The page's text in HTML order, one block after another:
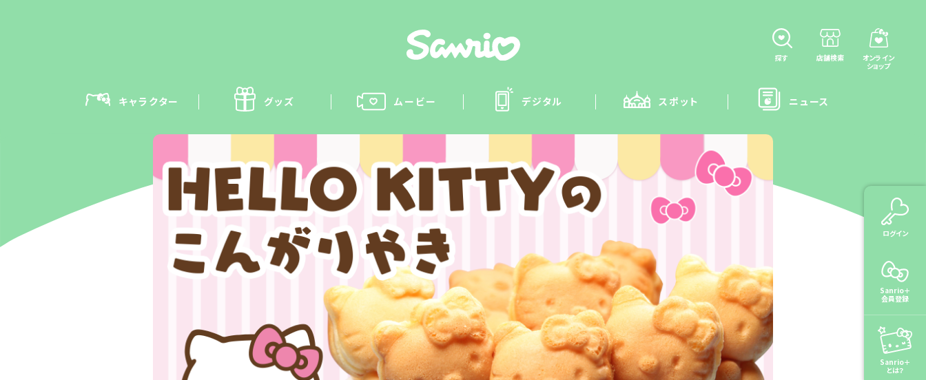
ログイン
Sanrio＋
会員登録
Sanrio＋
とは？
探す 店舗検索
オンライン
ショップ
キャラクター グッズ ムービー デジタル スポット ニュース